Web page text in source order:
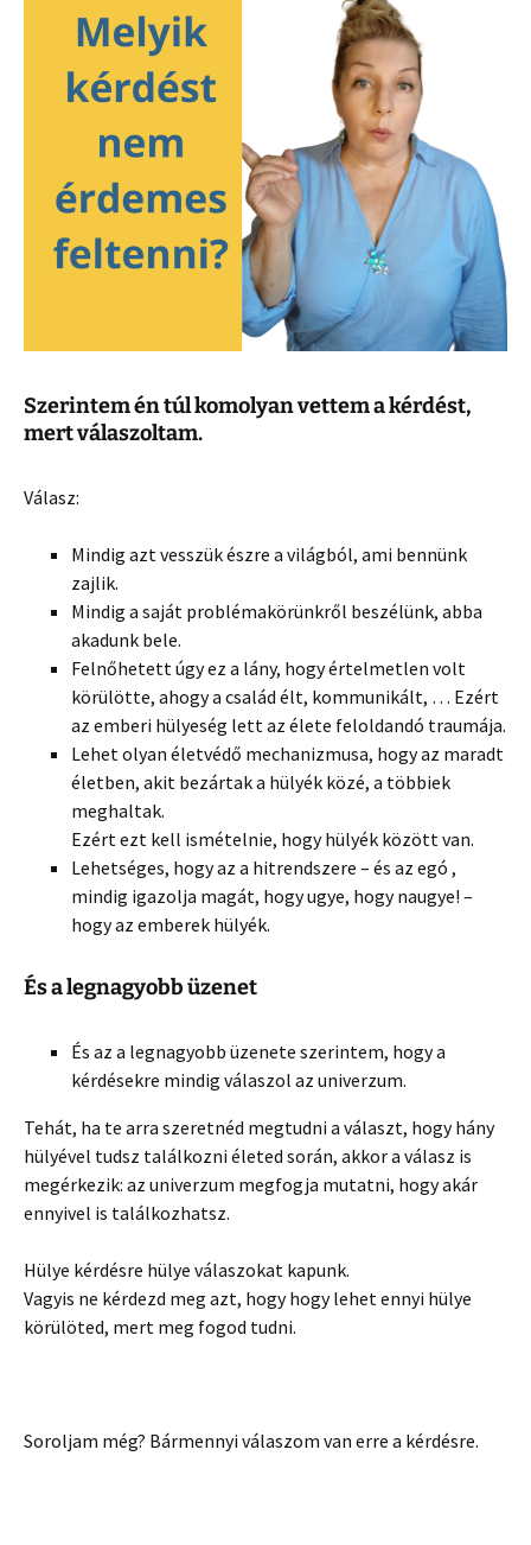
Szerintem én túl komolyan vettem a kérdést,
mert válaszoltam.
Válasz:
Mindig azt vesszük észre a világból, ami bennünk
zajlik.
Mindig a saját problémakörünkről beszélünk, abba
akadunk bele.
Felnőhetett úgy ez a lány, hogy értelmetlen volt
körülötte, ahogy a család élt, kommunikált, … Ezért
az emberi hülyeség lett az élete feloldandó traumája.
Lehet olyan életvédő mechanizmusa, hogy az maradt
életben, akit bezártak a hülyék közé, a többiek
meghaltak.
Ezért ezt kell ismételnie, hogy hülyék között van.
Lehetséges, hogy az a hitrendszere – és az egó ,
mindig igazolja magát, hogy ugye, hogy naugye! –
hogy az emberek hülyék.
És a legnagyobb üzenet
És az a legnagyobb üzenete szerintem, hogy a
kérdésekre mindig válaszol az univerzum.
Tehát, ha te arra szeretnéd megtudni a választ, hogy hány
hülyével tudsz találkozni életed során, akkor a válasz is
megérkezik: az univerzum megfogja mutatni, hogy akár
ennyivel is találkozhatsz.
Hülye kérdésre hülye válaszokat kapunk.
Vagyis ne kérdezd meg azt, hogy hogy lehet ennyi hülye
körülöted, mert meg fogod tudni.
Soroljam még? Bármennyi válaszom van erre a kérdésre.